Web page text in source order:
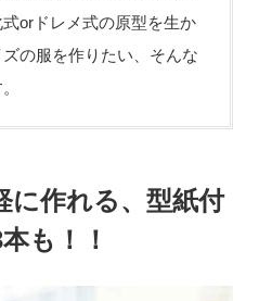
orドレメ式の原型を生か
の服を作りたい、そんな
に作れる、型紙付
も！！